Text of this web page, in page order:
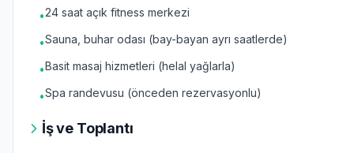
•24 saat açık fitness merkezi
•Sauna, buhar odası (bay-bayan ayrı saatlerde)
•Basit masaj hizmetleri (helal yağlarla)
•Spa randevusu (önceden rezervasyonlu)
İş ve Toplantı